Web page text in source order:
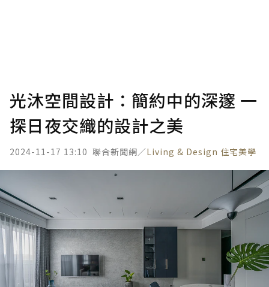
光沐空間設計：簡約中的深邃 一
探日夜交織的設計之美
2024-11-17 13:10 聯合新聞網／Living & Design 住宅美學